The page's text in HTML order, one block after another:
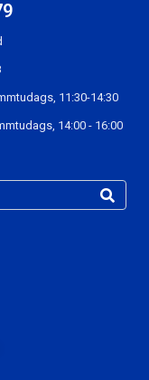
11:30-14:30
14:00 - 16:00